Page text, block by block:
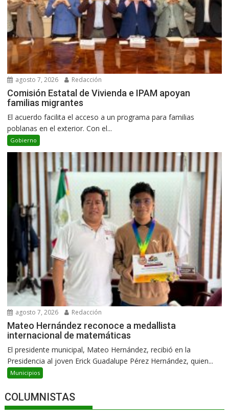
agosto 7, 2026 Redacción
Comisión Estatal de Vivienda e IPAM apoyan
familias migrantes
El acuerdo facilita el acceso a un programa para familias
poblanas en el exterior. Con el...
Gobierno
agosto 7, 2026 Redacción
Mateo Hernández reconoce a medallista
internacional de matemáticas
El presidente municipal, Mateo Hernández, recibió en la
Presidencia al joven Erick Guadalupe Pérez Hernández, quien...
Municipios
COLUMNISTAS